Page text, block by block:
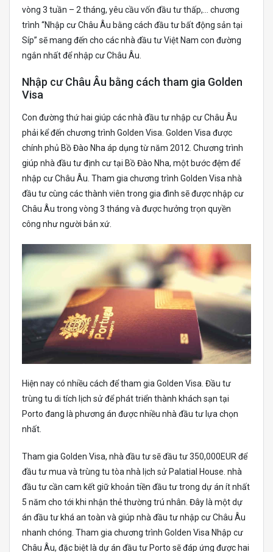
vòng 3 tuần – 2 tháng, yêu cầu vốn đầu tư thấp,… chương
trình “Nhập cư Châu Âu bằng cách đầu tư bất động sản tại
Síp” sẽ mang đến cho các nhà đầu tư Việt Nam con đường
ngắn nhất để nhập cư Châu Âu.
Nhập cư Châu Âu bằng cách tham gia Golden
Visa
Con đường thứ hai giúp các nhà đầu tư nhập cư Châu Âu
phải kể đến chương trình Golden Visa. Golden Visa được
chính phủ Bồ Đào Nha áp dụng từ năm 2012. Chương trình
giúp nhà đầu tư định cư tại Bồ Đào Nha, một bước đệm để
nhập cư Châu Âu. Tham gia chương trình Golden Visa nhà
đầu tư cùng các thành viên trong gia đình sẽ được nhập cư
Châu Âu trong vòng 3 tháng và được hưởng trọn quyền
công như người bản xứ.
Hiện nay có nhiều cách để tham gia Golden Visa. Đầu tư
trùng tu di tích lịch sử để phát triển thành khách sạn tại
Porto đang là phương án được nhiều nhà đầu tư lựa chọn
nhất.
Tham gia Golden Visa, nhà đầu tư sẽ đầu tư 350,000EUR để
đầu tư mua và trùng tu tòa nhà lịch sử Palatial House. nhà
đầu tư cần cam kết giữ khoản tiền đầu tư trong dự án ít nhất
5 năm cho tới khi nhận thẻ thường trú nhân. Đây là một dự
án đầu tư khá an toàn và giúp nhà đầu tư nhập cư Châu Âu
nhanh chóng. Tham gia chương trình Golden Visa Nhập cư
Châu Âu, đặc biệt là dự án đầu tư Porto sẽ đáp ứng được hai